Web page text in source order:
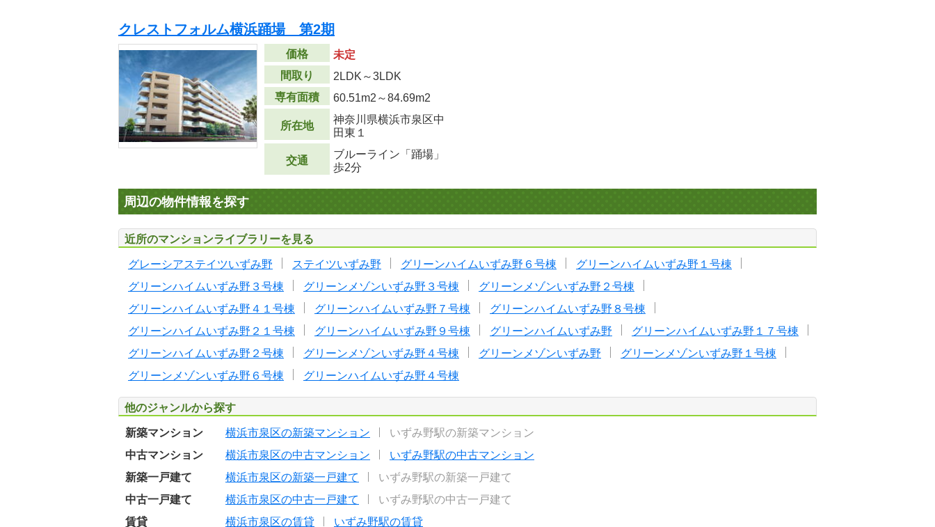
クレストフォルム横浜踊場 第2期
価格
未定
間取り
2LDK～3LDK
専有面積
60.51m2 ～84.69m2
所在地
神奈川県横浜市泉区中
田東１
交通
ブルーライン「踊場」
歩2分
周辺の物件情報を探す
近所のマンションライブラリーを見る
グレーシアステイツいずみ野 ステイツいずみ野 グリーンハイムいずみ野６号棟
グリーンハイムいずみ野１号棟
グリーンハイムいずみ野３号棟
グリーンメゾンいずみ野３号棟
グリーンメゾンいずみ野２号棟
グリーンハイムいずみ野４１号棟
グリーンハイムいずみ野７号棟
グリーンハイムいずみ野８号棟
グリーンハイムいずみ野２１号棟
グリーンハイムいずみ野９号棟 グリーンハイムいずみ野
グリーンハイムいずみ野１７号棟
グリーンハイムいずみ野２号棟
グリーンメゾンいずみ野４号棟 グリーンメゾンいずみ野
グリーンメゾンいずみ野１号棟
グリーンメゾンいずみ野６号棟
グリーンハイムいずみ野４号棟
他のジャンルから探す
新築マンション 横浜市泉区の新築マンション
いずみ野駅の新築マンション
中古マンション
横浜市泉区の中古マンション
いずみ野駅の中古マンション
新築一戸建て
横浜市泉区の新築一戸建て
いずみ野駅の新築一戸建て
中古一戸建て
横浜市泉区の中古一戸建て
いずみ野駅の中古一戸建て
賃貸
横浜市泉区の賃貸 いずみ野駅の賃貸